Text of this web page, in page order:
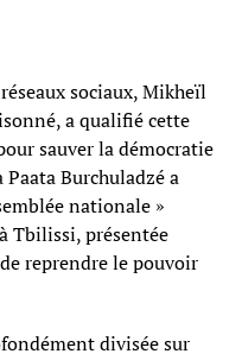
sociaux, Mikheïl
a qualifié cette
sauver la démocratie
Paata Burchuladzé a
nationale »
Tbilissi, présentée
reprendre le pouvoir
divisée sur